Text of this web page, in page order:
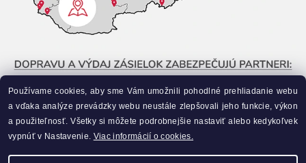
Používame cookies, aby sme Vám umožnili pohodlné prehliadanie webu
a vďaka analýze prevádzky webu neustále zlepšovali jeho funkcie, výkon
a použiteľnosť. Všetky si môžete podrobnejšie nastaviť alebo kedykoľvek
vypnúť v Nastavenie. Viac informácií o cookies.